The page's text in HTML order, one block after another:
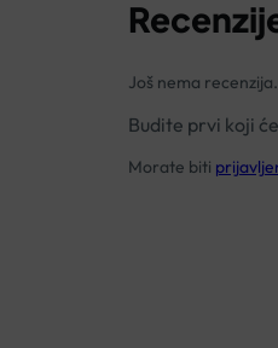
Još nema recenzija.
Budite prvi koji
Morate biti